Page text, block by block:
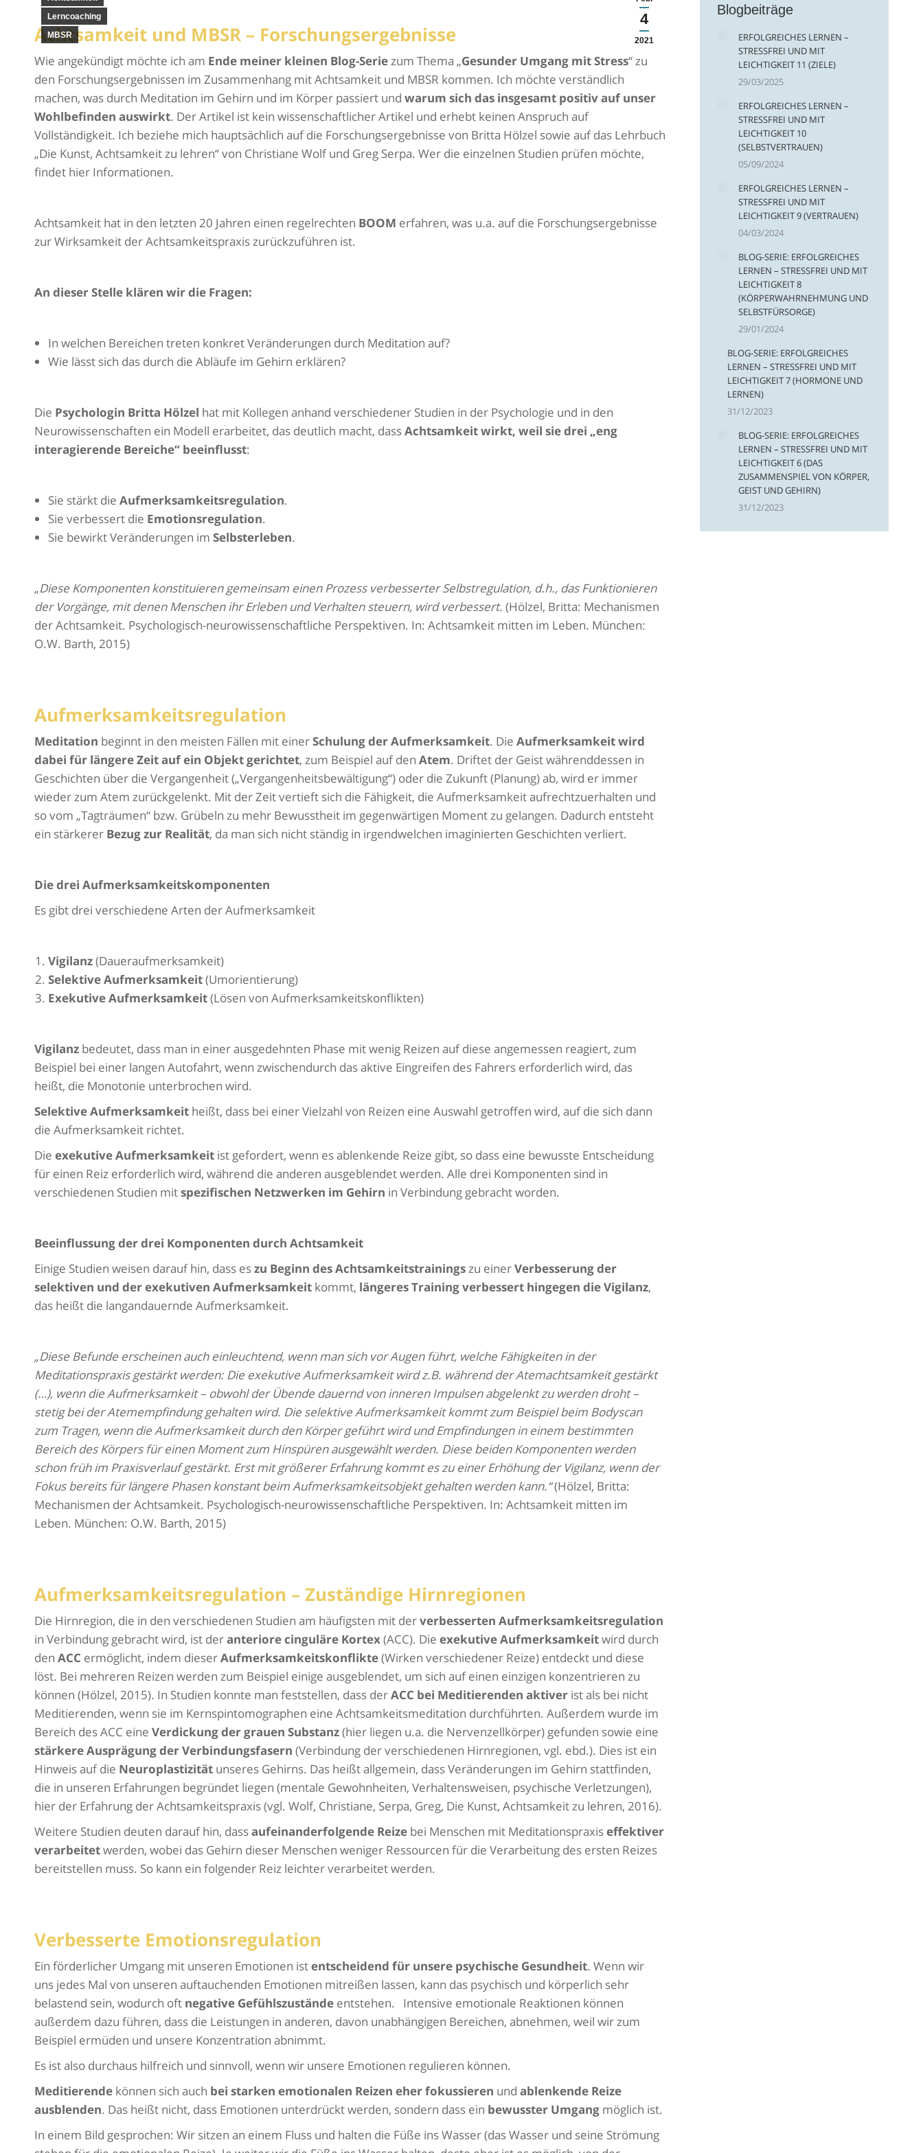
4
2021
Lerncoaching
MBSR
Achtsamkeit und MBSR – Forschungsergebnisse
Wie angekündigt möchte ich am Ende meiner kleinen Blog-Seriezum Thema „Gesunder Umgang mit Stress“ zu
den Forschungsergebnissen im Zusammenhang mit Achtsamkeit und MBSR kommen. Ich möchte verständlich
machen, was durch Meditation im Gehirn und im Körper passiert und warum sich das insgesamt positiv auf unser
Wohlbefinden auswirkt. Der Artikel ist kein wissenschaftlicher Artikel und erhebt keinen Anspruch auf
Vollständigkeit. Ich beziehe mich hauptsächlich auf die Forschungsergebnisse von Britta Hölzel sowie auf das Lehrbuch
„Die Kunst, Achtsamkeit zu lehren“ von Christiane Wolf und Greg Serpa. Wer die einzelnen Studien prüfen möchte,
findet hier Informationen.
Achtsamkeit hat in den letzten 20 Jahren einen regelrechten BOOM erfahren, was u.a. auf die Forschungsergebnisse
zur Wirksamkeit der Achtsamkeitspraxis zurückzuführen ist.
An dieser Stelle klären wir die Fragen:
In welchen Bereichen treten konkret Veränderungen durch Meditation auf?
Wie lässt sich das durch die Abläufe im Gehirn erklären?
Die Psychologin Britta Hölzel hat mit Kollegen anhand verschiedener Studien in der Psychologie und in den
Neurowissenschaften ein Modell erarbeitet, das deutlich macht, dassAchtsamkeit wirkt, weil sie drei „eng
interagierende Bereiche“ beeinflusst:
Sie stärkt die Aufmerksamkeitsregulation.
Sie verbessert die Emotionsregulation.
Sie bewirkt Veränderungen im Selbsterleben.
„Diese Komponenten konstituieren gemeinsam einen Prozess verbesserter Selbstregulation, d.h., das Funktionieren
der Vorgänge, mit denen Menschen ihr Erleben und Verhalten steuern, wird verbessert. (Hölzel, Britta: Mechanismen
der Achtsamkeit. Psychologisch-neurowissenschaftliche Perspektiven. In: Achtsamkeit mitten im Leben. München:
O.W. Barth, 2015)
Aufmerksamkeitsregulation
Meditation beginnt in den meisten Fällen mit einerSchulung derAufmerksamkeit. Die Aufmerksamkeit wird
dabei für längere Zeit auf ein Objekt gerichtet, zum Beispiel auf den Atem. Driftet der Geist währenddessen in
Geschichten über die Vergangenheit („Vergangenheitsbewältigung“) oder die Zukunft (Planung) ab, wird er immer
wieder zum Atem zurückgelenkt. Mit der Zeit vertieft sich die Fähigkeit, die Aufmerksamkeit aufrechtzuerhalten und
so vom „Tagträumen“ bzw. Grübeln zu mehr Bewusstheit im gegenwärtigen Moment zu gelangen. Dadurch entsteht
ein stärkerer Bezug zur Realität, da man sich nicht ständig in irgendwelchen imaginierten Geschichten verliert.
Die drei Aufmerksamkeitskomponenten
Es gibt drei verschiedene Arten der Aufmerksamkeit
Vigilanz(Daueraufmerksamkeit)
Selektive Aufmerksamkeit(Umorientierung)
Exekutive Aufmerksamkeit(Lösen von Aufmerksamkeitskonflikten)
Vigilanz bedeutet, dass man in einer ausgedehnten Phase mit wenig Reizen auf diese angemessen reagiert, zum
Beispiel bei einer langen Autofahrt, wenn zwischendurch das aktive Eingreifen des Fahrers erforderlich wird, das
heißt, die Monotonie unterbrochen wird.
Selektive Aufmerksamkeit heißt, dass bei einer Vielzahl von Reizen eine Auswahl getroffen wird, auf die sich dann
die Aufmerksamkeit richtet.
Die exekutive Aufmerksamkeit ist gefordert, wenn es ablenkende Reize gibt, so dass eine bewusste Entscheidung
für einen Reiz erforderlich wird, während die anderen ausgeblendet werden. Alle drei Komponenten sind in
verschiedenen Studien mitspezifischen Netzwerken im Gehirn in Verbindung gebracht worden.
Beeinflussung der drei Komponenten durch Achtsamkeit
Einige Studien weisen darauf hin, dass eszu Beginn des Achtsamkeitstrainingszu einerVerbesserung der
selektiven und der exekutiven Aufmerksamkeit kommt, längeres Trainingverbessert hingegen die Vigilanz,
das heißt die langandauernde Aufmerksamkeit.
„Diese Befunde erscheinen auch einleuchtend, wenn man sich vor Augen führt, welche Fähigkeiten in der
Meditationspraxis gestärkt werden: Die exekutive Aufmerksamkeit wird z.B. während der Atemachtsamkeit gestärkt
(…), wenn die Aufmerksamkeit – obwohl der Übende dauernd von inneren Impulsen abgelenkt zu werden droht –
stetig bei der Atemempfindung gehalten wird. Die selektive Aufmerksamkeit kommt zum Beispiel beim Bodyscan
zum Tragen, wenn die Aufmerksamkeit durch den Körper geführt wird und Empfindungen in einem bestimmten
Bereich des Körpers für einen Moment zum Hinspüren ausgewählt werden. Diese beiden Komponenten werden
schon früh im Praxisverlauf gestärkt. Erst mit größerer Erfahrung kommt es zu einer Erhöhung der Vigilanz, wenn der
Fokus bereits für längere Phasen konstant beim Aufmerksamkeitsobjekt gehalten werden kann.“(Hölzel, Britta:
Mechanismen der Achtsamkeit. Psychologisch-neurowissenschaftliche Perspektiven. In: Achtsamkeit mitten im
Leben. München: O.W. Barth, 2015)
Aufmerksamkeitsregulation – Zuständige Hirnregionen
Die Hirnregion, die in den verschiedenen Studien am häufigsten mit derverbesserten Aufmerksamkeitsregulation
in Verbindung gebracht wird, ist deranteriore cinguläre Kortex(ACC). Die exekutive Aufmerksamkeitwird durch
den ACC ermöglicht, indem dieserAufmerksamkeitskonflikte(Wirken verschiedener Reize) entdeckt und diese
löst. Bei mehreren Reizen werden zum Beispiel einige ausgeblendet, um sich auf einen einzigen konzentrieren zu
können (Hölzel, 2015). In Studien konnte man feststellen, dass derACC bei Meditierenden aktiver ist als bei nicht
Meditierenden, wenn sie im Kernspintomographen eine Achtsamkeitsmeditation durchführten. Außerdem wurde im
Bereich des ACC eine Verdickung der grauen Substanz(hier liegen u.a. die Nervenzellkörper) gefunden sowie eine
stärkere Ausprägung der Verbindungsfasern (Verbindung der verschiedenen Hirnregionen, vgl. ebd.). Dies ist ein
Hinweis auf die Neuroplastizität unseres Gehirns. Das heißt allgemein, dass Veränderungen im Gehirn stattfinden,
die in unseren Erfahrungen begründet liegen (mentale Gewohnheiten, Verhaltensweisen, psychische Verletzungen),
hier der Erfahrung der Achtsamkeitspraxis (vgl. Wolf, Christiane, Serpa, Greg, Die Kunst, Achtsamkeit zu lehren, 2016).
Weitere Studien deuten darauf hin, dassaufeinanderfolgende Reize bei Menschen mit Meditationspraxiseffektiver
verarbeitetwerden, wobei das Gehirn dieser Menschen weniger Ressourcen für die Verarbeitung des ersten Reizes
bereitstellen muss. So kann ein folgender Reiz leichter verarbeitet werden.
Verbesserte Emotionsregulation
Ein förderlicher Umgang mit unseren Emotionen istentscheidend für unsere psychische Gesundheit. Wenn wir
uns jedes Mal von unseren auftauchenden Emotionen mitreißen lassen, kann das psychisch und körperlich sehr
belastend sein, wodurch oft negative Gefühlszustände entstehen. Intensive emotionale Reaktionen können
außerdem dazu führen, dass die Leistungen in anderen, davon unabhängigen Bereichen, abnehmen, weil wir zum
Beispiel ermüden und unsere Konzentration abnimmt.
Es ist also durchaus hilfreich und sinnvoll, wenn wir unsere Emotionen regulieren können.
Meditierende können sich auch bei starken emotionalen Reizen eher fokussieren und ablenkende Reize
ausblenden. Das heißt nicht, dass Emotionen unterdrückt werden, sondern dass ein bewusster Umgang möglich ist.
In einem Bild gesprochen: Wir sitzen an einem Fluss und halten die Füße ins Wasser (das Wasser und seine Strömung
Blogbeiträge
ERFOLGREICHES LERNEN –
STRESSFREI UND MIT
LEICHTIGKEIT 11 (ZIELE)
29/03/2025
ERFOLGREICHES LERNEN –
STRESSFREI UND MIT
LEICHTIGKEIT 10
(SELBSTVERTRAUEN)
05/09/2024
ERFOLGREICHES LERNEN –
STRESSFREI UND MIT
LEICHTIGKEIT 9 (VERTRAUEN)
04/03/2024
BLOG-SERIE: ERFOLGREICHES
LERNEN – STRESSFREI UND MIT
LEICHTIGKEIT 8
(KÖRPERWAHRNEHMUNG UND
SELBSTFÜRSORGE)
29/01/2024
BLOG-SERIE: ERFOLGREICHES
LERNEN – STRESSFREI UND MIT
LEICHTIGKEIT 7 (HORMONE UND
LERNEN)
31/12/2023
BLOG-SERIE: ERFOLGREICHES
LERNEN – STRESSFREI UND MIT
LEICHTIGKEIT 6 (DAS
ZUSAMMENSPIEL VON KÖRPER,
GEIST UND GEHIRN)
31/12/2023